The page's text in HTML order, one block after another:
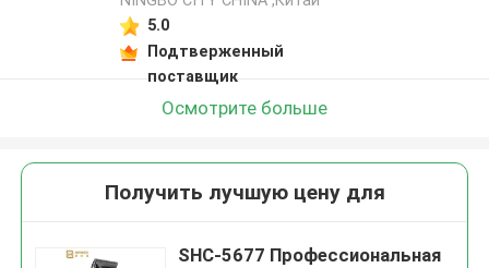
5.0
Подтверженный
поставщик
Осмотрите больше
Получить лучшую цену для
SHC-5677 Профессиональная